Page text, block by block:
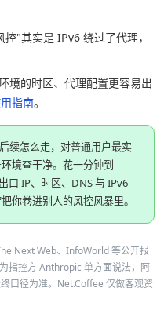
"其实是 IPv6 绕过了代理，
境的时区、代理配置更容易出
指南。
续怎么走，对普通用户最实
境查干净。花一分钟到
口 IP、时区、DNS 与 IPv6
你卷进别人的风控风暴里。
Next Web、InfoWorld 等公开报
指控方 Anthropic 单方面说法，阿
口径为准。Net.Coffee 仅做客观资